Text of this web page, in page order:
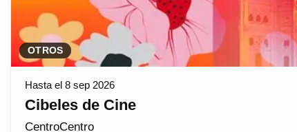
OTROS
Hasta el 8 sep 2026
Cibeles de Cine
CentroCentro